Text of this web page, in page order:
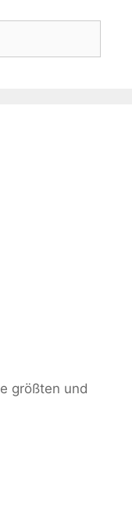
größten und